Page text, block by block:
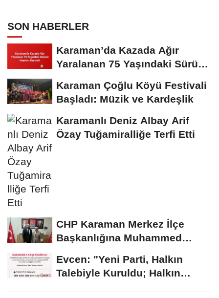
SON HABERLER
Karaman’da Kazada Ağır
Yaralanan 75 Yaşındaki Sürücü
Karaman Çoğlu Köyü Festivali
Başladı: Müzik ve Kardeşlik
Karamanlı Deniz Albay Arif
Özay Tuğamiralliğe Terfi Etti
CHP Karaman Merkez İlçe
Başkanlığına Muhammed
Evcen: "Yeni Parti, Halkın
Talebiyle Kuruldu; Halkın